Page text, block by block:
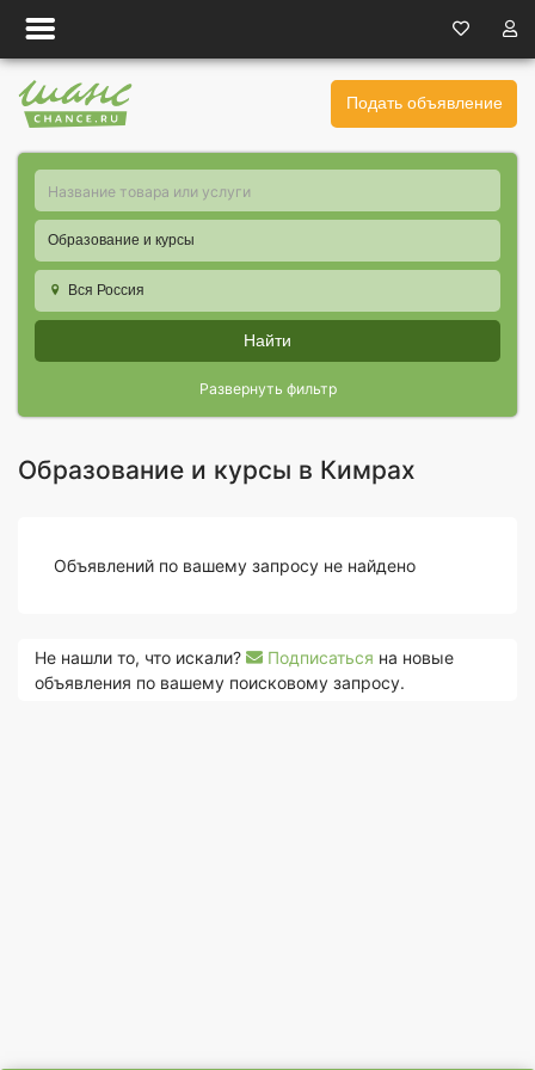
Подать объявление
Образование и курсы
Вся Россия
Найти
Развернуть фильтр
Образование и курсы в Кимрах
Объявлений по вашему запросу не найдено
Не нашли то, что искали? Подписаться на новые
объявления по вашему поисковому запросу.